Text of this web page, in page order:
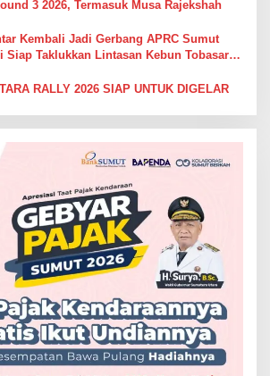
3 2026, Termasuk Musa Rajekshah
Kembali Jadi Gerbang APRC Sumut
Siap Taklukkan Lintasan Kebun Tobasari
RALLY 2026 SIAP UNTUK DIGELAR